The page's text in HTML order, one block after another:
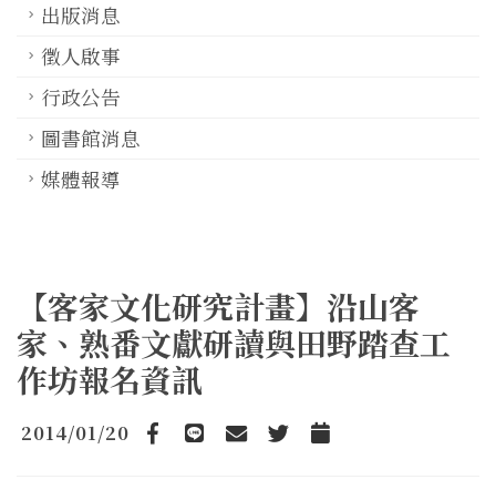
出版消息
徵人啟事
行政公告
圖書館消息
媒體報導
【客家文化研究計畫】沿山客
家、熟番文獻研讀與田野踏查工
作坊報名資訊
2014/01/20
Facebook
line emailTwitterAdd to Calendar